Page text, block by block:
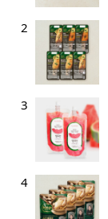
담기
담기
담기
2
3
4